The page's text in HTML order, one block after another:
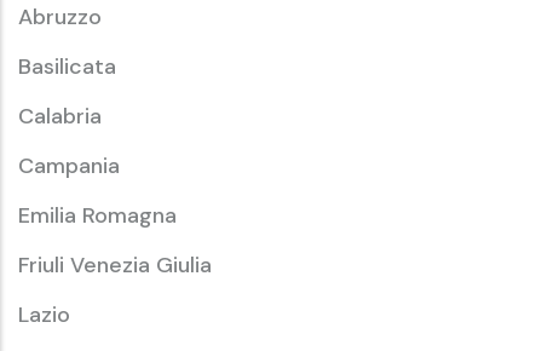
Abruzzo
Basilicata
Calabria
Campania
Emilia Romagna
Friuli Venezia Giulia
Lazio